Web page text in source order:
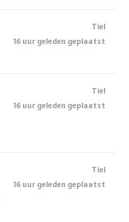
Tiel
16 uur geleden geplaatst
Tiel
16 uur geleden geplaatst
Tiel
16 uur geleden geplaatst